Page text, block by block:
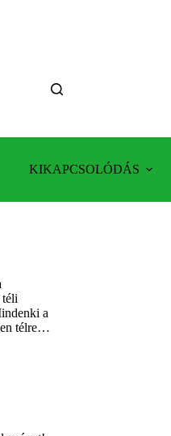
KIKAPCSOLÓDÁS
téli
a
télre…